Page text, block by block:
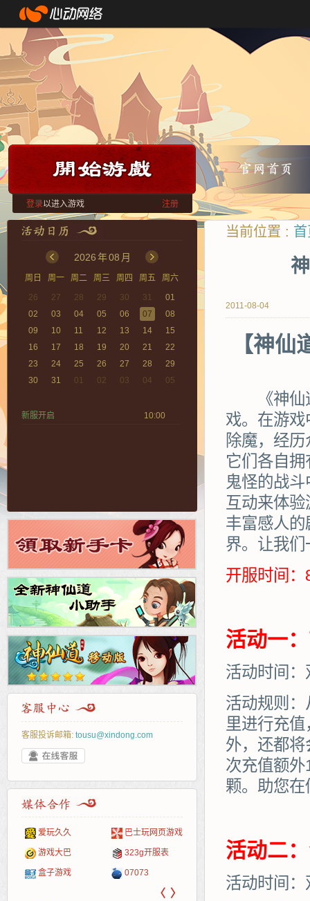
登录以进入游戏 注册
2026年08 月
周日 周一 周二 周三 周四 周五
周六
26
27 28 29 30 31
01
02
03 04 05 06 07
08
09
10 11 12 13 14
15
16
17 18 19 20 21
22
23
24 25 26 27 28
29
30
31 01 02 03 04 05
新服开启 10:00
客服投诉邮箱: tousu@xindong.com
爱玩久久 巴士玩网页游戏
游戏大巴 323g开服表
盒子游戏 07073
腾讯游戏 新浪
新浪页游
pcgame 中华网
游侠网页游戏 40407
5617网游网
斗蟹网页游戏 游戏
4q5q游戏
〈 〉
当前位置 :
2011-08-04
【神
《神仙道
戏。在游
除魔，经
它们各自
鬼怪的战
互动来体
丰富感人
界。让我们
开服时间
活动一
活动时间
活动规则
里进行充
外，还都将
次充值额
颗。助您
活动二
活动时间